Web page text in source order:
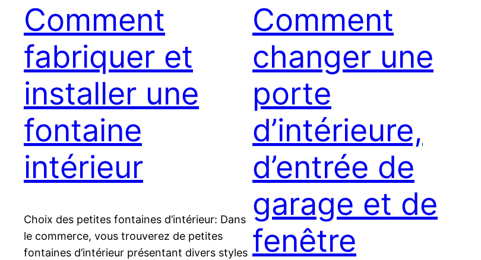
Comment
fabriquer et
installer une
fontaine
intérieur
Choix des petites fontaines d’intérieur: Dans
le commerce, vous trouverez de petites
fontaines d’intérieur présentant divers styles
Comment
changer une
porte
d’intérieure,
d’entrée de
garage et de
fenêtre